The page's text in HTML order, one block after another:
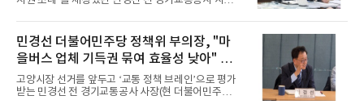
는 광주포럼’ 출범식과 지난 1월 자신의 저서 ‘구석구
록을
정 대책에 대해 현장의 목소리를 담은 혁신적인 정책
대안을 내놓았다.민 전 사장은 19일, 이재명 대통령이
선도적으로 교복값 문제를 제기하고 교육부 등 5개 부
처 합동회의가 신속히 개최되는 것에 대해 적극 환영
의 뜻을 밝히며, 변화된 학교 문화를 반영한 ‘교복 복
지 패러다임의 대전환’을 촉구했다.민 전 사장은
2018년 경기도의원 당시 ‘무상교복 현물지원 조례’를
민경선 더불어민주당 정책위 부의장, "마
을버스 업체 기득권 묶여 효율성 낮아" 똑
버스 강조
고양시장 선거를 앞두고 ‘교통 정책 브레인’으로 평가
받는 민경선 전 경기교통공사 사장(현 더불어민주당